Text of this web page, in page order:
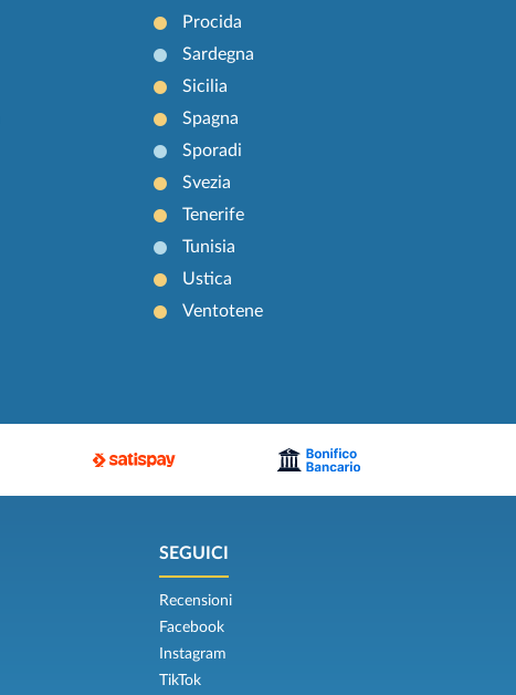
Procida
Sardegna
Sicilia
Spagna
Sporadi
Svezia
Tenerife
Tunisia
Ustica
Ventotene
SEGUICI
Recensioni
Facebook
Instagram
TikTok